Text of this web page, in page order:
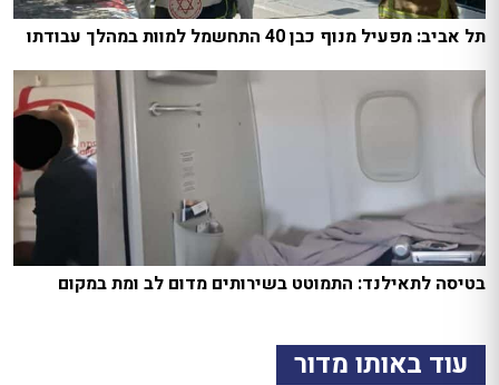
תל אביב: מפעיל מנוף כבן 40 התחשמל למוות במהלך עבודתו
בטיסה לתאילנד: התמוטט בשירותים מדום לב ומת במקום
עוד באותו מדור